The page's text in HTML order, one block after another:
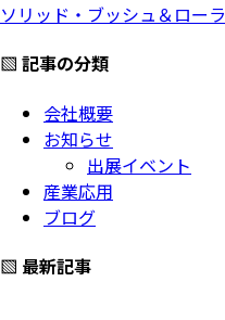
ソリッド・ブッシュ＆ローラ
▧ 記事の分類
会社概要
お知らせ
出展イベント
産業応用
ブログ
▧ 最新記事